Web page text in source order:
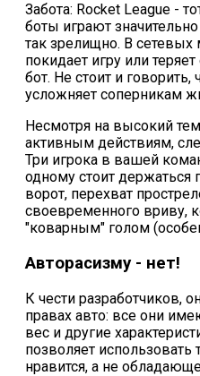
Забота: Rocket League -
боты играют
так зрелищно. В сетевых
покидает игру или
бот. Не стоит и говорить,
усложняет соперникам
Несмотря на высокий
активным действиям,
Три игрока в вашей
одному стоит держаться
ворот, перехват
своевременного вриву,
"коварным" голом
Авторасизму - нет!
К чести разработчиков,
правах авто: все они
вес и другие
позволяет
нравится, а не